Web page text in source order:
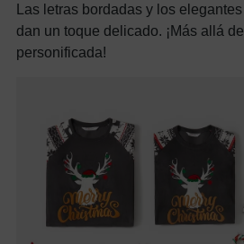
Las letras bordadas y los
dan un toque delicado. ¡Más allá
personificada!